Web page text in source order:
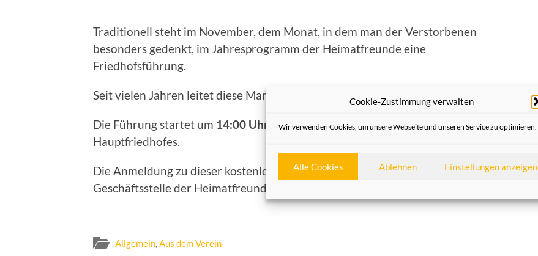
Cookie-Zustimmung verwalten
Wir verwenden Cookies, um unsere Webseite und unseren Service zu optimieren.
Alle Cookies Ablehnen Einstellungen anzeigen
Traditionell steht im November, dem Monat, in dem man der Verstorbenen
besonders gedenkt, im Jahresprogramm der Heimatfreunde eine
Friedhofsführung.
Seit vielen Jahren leitet diese Martin Flecken, wie auch am
Die Führung startet um 14:00 Uhr
an der Rheydter Straße 191, am Eingang des
Hauptfriedhofes.
Die Anmeldung zu dieser kostenlosen Führung richten Sie bitte an die
Geschäftsstelle der Heimatfreunde auf der Michaelstraße.
Allgemein,Aus dem Verein